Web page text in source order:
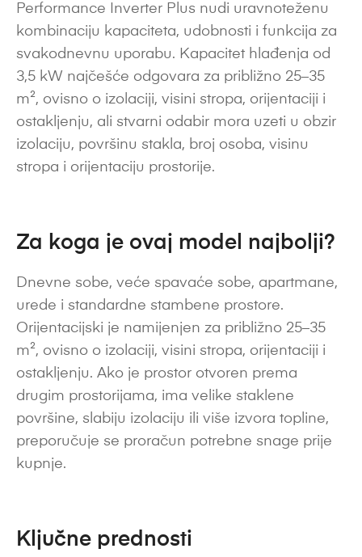
Performance Inverter Plus nudi uravnoteženu
kombinaciju kapaciteta, udobnosti i funkcija za
svakodnevnu uporabu. Kapacitet hlađenja od
3,5 kW najčešće odgovara za približno 25–35
m², ovisno o izolaciji, visini stropa, orijentaciji i
ostakljenju, ali stvarni odabir mora uzeti u obzir
izolaciju, površinu stakla, broj osoba, visinu
stropa i orijentaciju prostorije.
Za koga je ovaj model najbolji?
Dnevne sobe, veće spavaće sobe, apartmane,
urede i standardne stambene prostore.
Orijentacijski je namijenjen za približno 25–35
m², ovisno o izolaciji, visini stropa, orijentaciji i
ostakljenju. Ako je prostor otvoren prema
drugim prostorijama, ima velike staklene
površine, slabiju izolaciju ili više izvora topline,
preporučuje se proračun potrebne snage prije
kupnje.
Ključne prednosti